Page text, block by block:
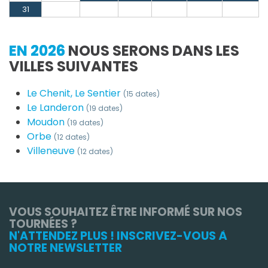
31
EN 2026 NOUS SERONS DANS LES
VILLES SUIVANTES
Le Chenit, Le Sentier (15 dates)
Le Landeron (19 dates)
Moudon (19 dates)
Orbe (12 dates)
Villeneuve (12 dates)
VOUS SOUHAITEZ ÊTRE INFORMÉ SUR NOS
TOURNÉES ?
N'ATTENDEZ PLUS ! INSCRIVEZ-VOUS À
NOTRE NEWSLETTER